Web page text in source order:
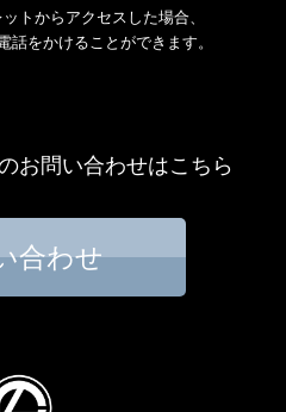
トからアクセスした場合、
話をかけることができます。
お問い合わせはこちら
合わせ